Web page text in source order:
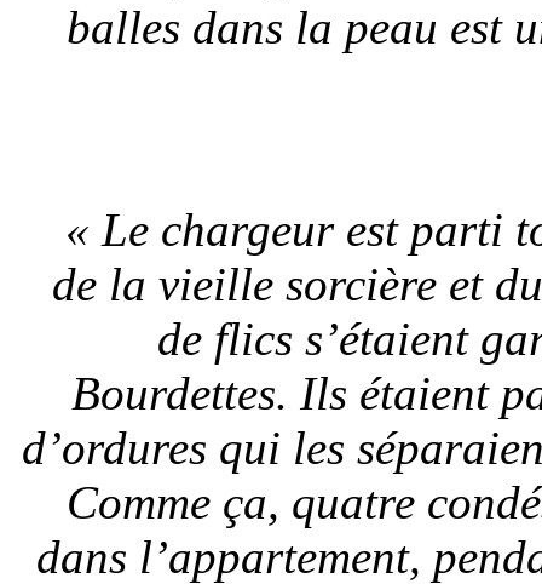
balles dans la peau est
« Le chargeur est parti
de la vieille sorcière et
de flics s’étaient
Bourdettes. Ils étaient
d’ordures qui les
Comme ça, quatre
dans l’appartement,